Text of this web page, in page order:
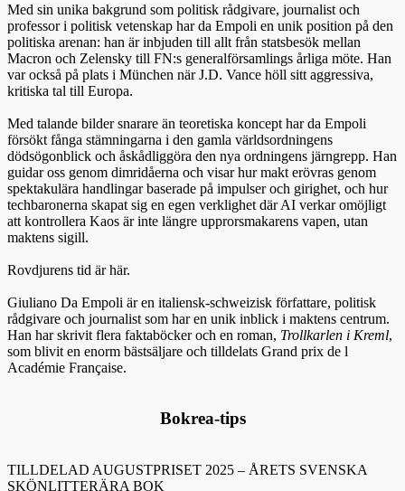
Med sin unika bakgrund som politisk rådgivare, journalist och
professor i politisk vetenskap har da Empoli en unik position på den
politiska arenan: han är inbjuden till allt från statsbesök mellan
Macron och Zelensky till FN:s generalförsamlings årliga möte. Han
var också på plats i München när J.D. Vance höll sitt aggressiva,
kritiska tal till Europa.
Med talande bilder snarare än teoretiska koncept har da Empoli
försökt fånga stämningarna i den gamla världsordningens
dödsögonblick och åskådliggöra den nya ordningens järngrepp. Han
guidar oss genom dimridåerna och visar hur makt erövras genom
spektakulära handlingar baserade på impulser och girighet, och hur
techbaronerna skapat sig en egen verklighet där AI verkar omöjligt
att kontrollera Kaos är inte längre upprorsmakarens vapen, utan
maktens sigill.
Rovdjurens tid är här.
Giuliano Da Empoli är en italiensk-schweizisk författare, politisk
rådgivare och journalist som har en unik inblick i maktens centrum.
Han har skrivit flera faktaböcker och en roman, Trollkarlen i Kreml,
som blivit en enorm bästsäljare och tilldelats Grand prix de l
Académie Française.
Bokrea-tips
TILLDELAD AUGUSTPRISET 2025 – ÅRETS SVENSKA
SKÖNLITTERÄRA BOK